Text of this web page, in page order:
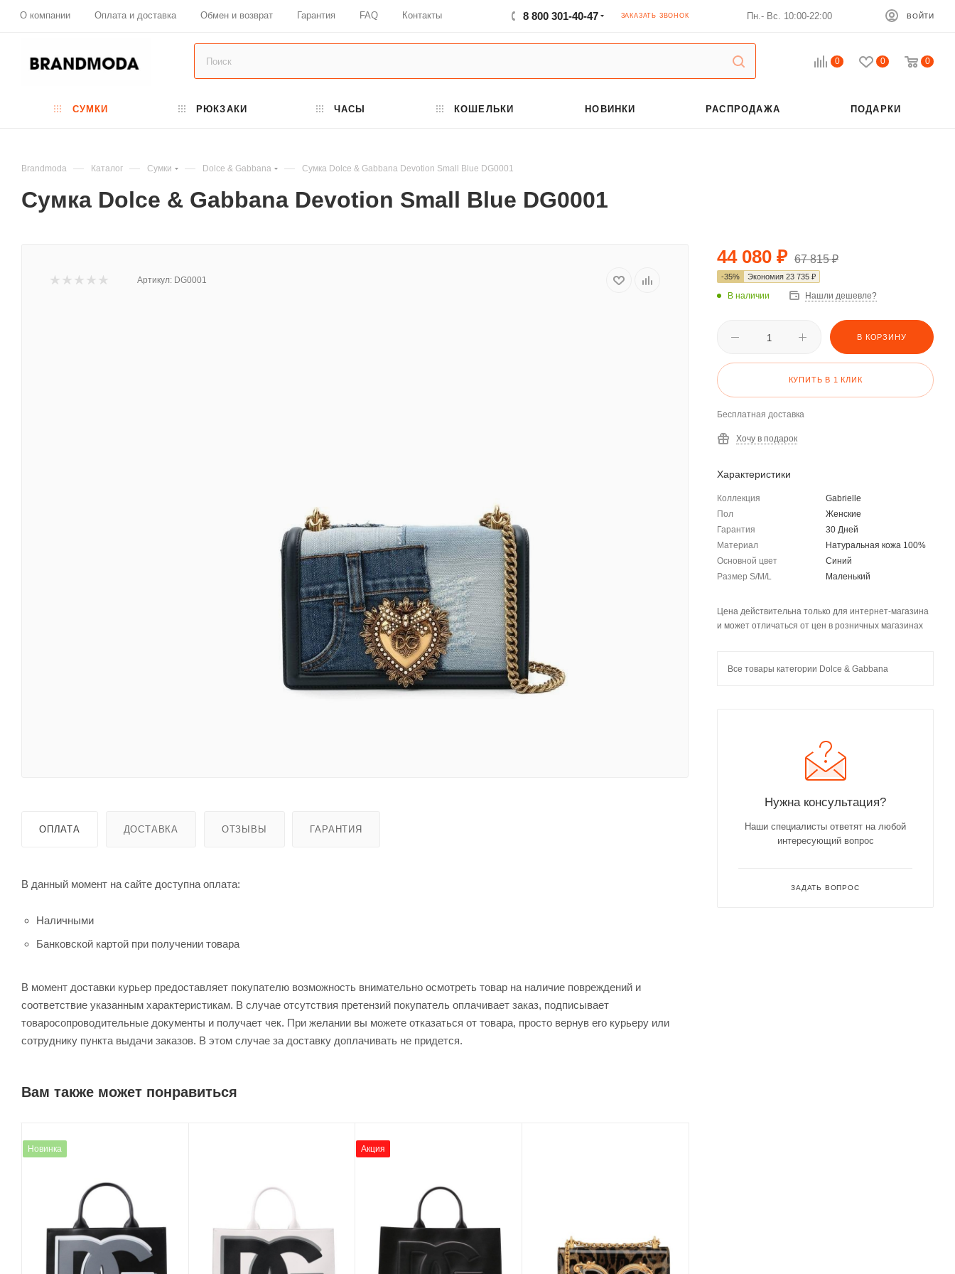
О компании Оплата и доставка Обмен и возврат Гарантия FAQ Контакты 8 800 301-40-47 ЗАКАЗАТЬ ЗВОНОК Пн.- Вс. 10:00-22:00 ВОЙТИ
0 0 0
СУМКИ РЮКЗАКИ ЧАСЫ КОШЕЛЬКИ НОВИНКИ РАСПРОДАЖА ПОДАРКИ
Brandmoda — Каталог — Сумки — Dolce & Gabbana — Сумка Dolce & Gabbana Devotion Small Blue DG0001
Сумка Dolce & Gabbana Devotion Small Blue DG0001
Артикул: DG0001
ОПЛАТА ДОСТАВКА ОТЗЫВЫ ГАРАНТИЯ
В данный момент на сайте доступна оплата:
Наличными
Банковской картой при получении товара
В момент доставки курьер предоставляет покупателю возможность внимательно осмотреть товар на наличие повреждений и
соответствие указанным характеристикам. В случае отсутствия претензий покупатель оплачивает заказ, подписывает
товаросопроводительные документы и получает чек. При желании вы можете отказаться от товара, просто вернув его курьеру или
сотруднику пункта выдачи заказов. В этом случае за доставку доплачивать не придется.
Вам также может понравиться
Новинка Акция
44 080 ₽ 67 815₽
-35% Экономия 23 735 ₽
В наличии Нашли дешевле?
В КОРЗИНУ
КУПИТЬ В 1 КЛИК
Бесплатная доставка
Хочу в подарок
Характеристики
Коллекция
Gabrielle
Пол
Женские
Гарантия
30 Дней
Материал
Натуральная кожа 100%
Основной цвет
Синий
Размер S/M/L
Маленький
Цена действительна только для интернет-магазина
и может отличаться от цен в розничных магазинах
Все товары категории Dolce & Gabbana
Нужна консультация?
Наши специалисты ответят на любой
интересующий вопрос
ЗАДАТЬ ВОПРОС